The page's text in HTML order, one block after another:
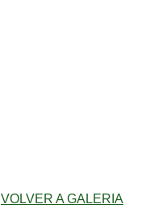
VOLVER A GALERIA